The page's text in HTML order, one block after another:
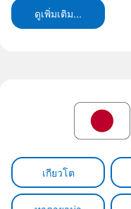
ดูเพิ่มเติม...
เกียวโต